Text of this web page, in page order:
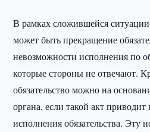
В рамках сложившейся
может быть прекращение
невозможности исполнения по
которые стороны не отвечают.
обязательство можно на
органа, если такой акт
исполнения обязательства. Эту